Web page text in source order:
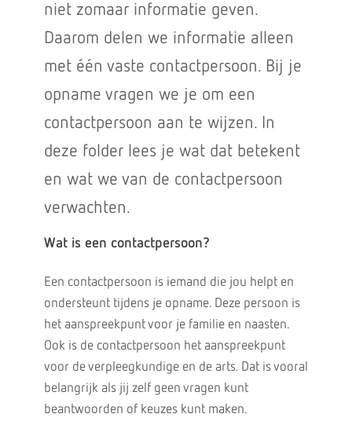
niet zomaar informatie geven.
Daarom delen we informatie alleen
met één vaste contactpersoon. Bij je
opname vragen we je om een
contactpersoon aan te wijzen. In
deze folder lees je wat dat betekent
en wat we van de contactpersoon
verwachten.
Wat is een contactpersoon?
Een contactpersoon is iemand die jou helpt en
ondersteunt tijdens je opname. Deze persoon is
het aanspreekpunt voor je familie en naasten.
Ook is de contactpersoon het aanspreekpunt
voor de verpleegkundige en de arts. Dat is vooral
belangrijk als jij zelf geen vragen kunt
beantwoorden of keuzes kunt maken.